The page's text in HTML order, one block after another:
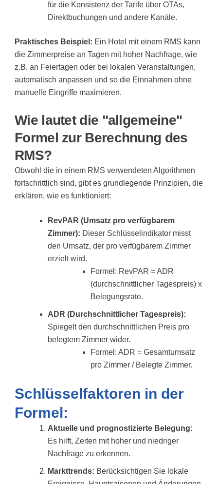
für die Konsistenz der Tarife über OTAs,
Direktbuchungen und andere Kanäle.
Praktisches Beispiel: Ein Hotel mit einem RMS kann
die Zimmerpreise an Tagen mit hoher Nachfrage, wie
z.B. an Feiertagen oder bei lokalen Veranstaltungen,
automatisch anpassen und so die Einnahmen ohne
manuelle Eingriffe maximieren.
Wie lautet die "allgemeine"
Formel zur Berechnung des
RMS?
Obwohl die in einem RMS verwendeten Algorithmen
fortschrittlich sind, gibt es grundlegende Prinzipien, die
erklären, wie es funktioniert:
RevPAR (Umsatz pro verfügbarem
Zimmer): Dieser Schlüsselindikator misst
den Umsatz, der pro verfügbarem Zimmer
erzielt wird.
Formel: RevPAR = ADR
(durchschnittlicher Tagespreis) x
Belegungsrate.
ADR (Durchschnittlicher Tagespreis):
Spiegelt den durchschnittlichen Preis pro
belegtem Zimmer wider.
Formel: ADR = Gesamtumsatz
pro Zimmer / Belegte Zimmer.
Schlüsselfaktoren in der
Formel:
Aktuelle und prognostizierte Belegung:
Es hilft, Zeiten mit hoher und niedriger
Nachfrage zu erkennen.
Markttrends: Berücksichtigen Sie lokale